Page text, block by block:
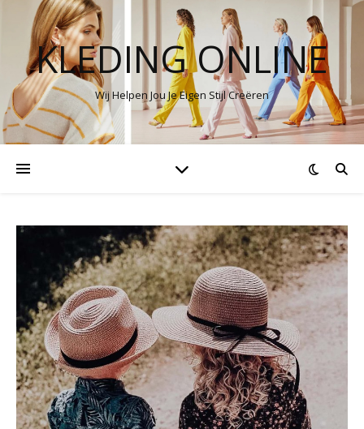
KLEDING ONLINE
Wij Helpen Jou Je Eigen Stijl Creëren